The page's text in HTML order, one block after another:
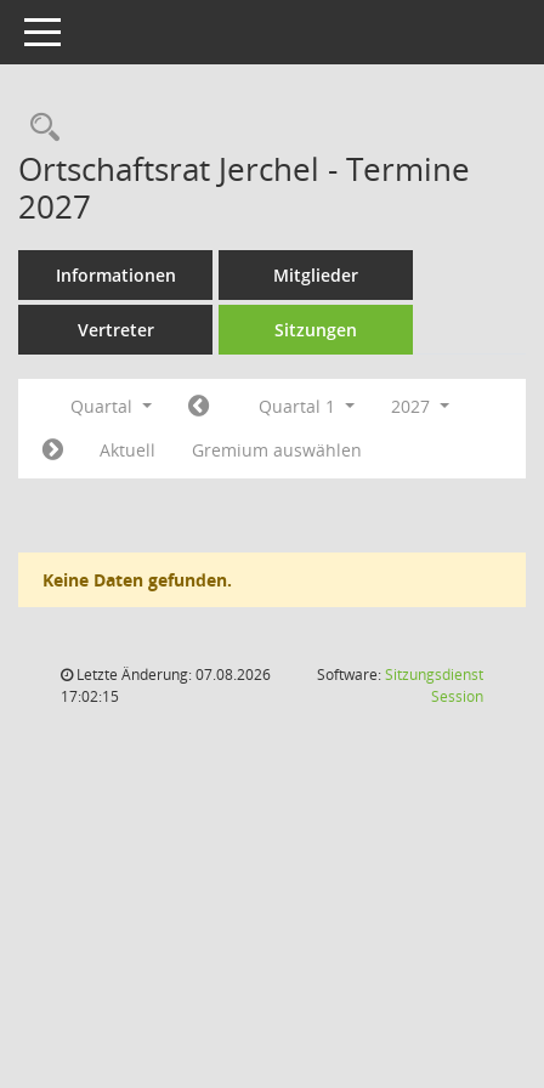
Toggle navigation
Rechercheauswahl
Ortschaftsrat Jerchel - Termine
2027
Informationen Mitglieder
Vertreter Sitzungen
Quartal Quartal 1
2027
Aktuell
Gremium auswählen
Keine Daten gefunden.
Letzte Änderung: 07.08.2026
17:02:15
Software:Sitzungsdienst
Session(Wird in